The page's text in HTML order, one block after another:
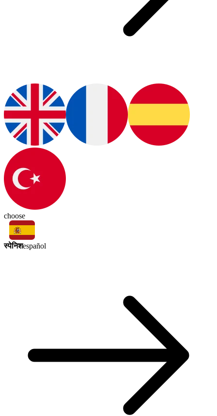
choose
स्पेनिशespañol